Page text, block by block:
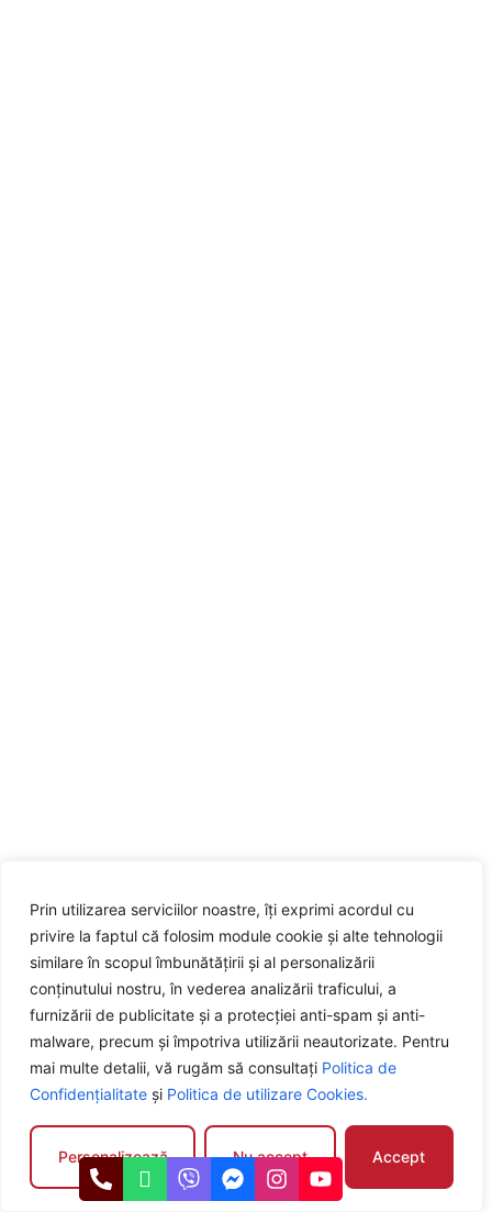
Prin utilizarea serviciilor noastre, îți exprimi acordul cu
privire la faptul că folosim module cookie și alte tehnologii
similare în scopul îmbunătățirii și al personalizării
conținutului nostru, în vederea analizării traficului, a
furnizării de publicitate și a protecției anti-spam și anti-
malware, precum și împotriva utilizării neautorizate. Pentru
mai multe detalii, vă rugăm să consultați Politica de
Confidențialitate și Politica de utilizare Cookies.
Personalizează Nu accept Accept